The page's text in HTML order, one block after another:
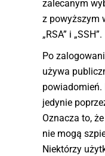
zalecanym
z powyższym
„RSA” i „SSH”.
Po
używa
powiadomień.
jedynie
Oznacza to,
nie mogą
Niektórzy